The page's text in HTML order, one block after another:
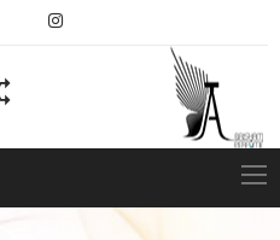
فهرست